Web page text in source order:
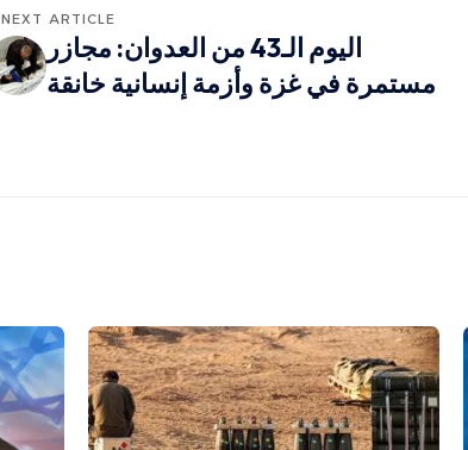
NEXT ARTICLE
اليوم الـ43 من العدوان: مجازر
مستمرة في غزة وأزمة إنسانية خانقة